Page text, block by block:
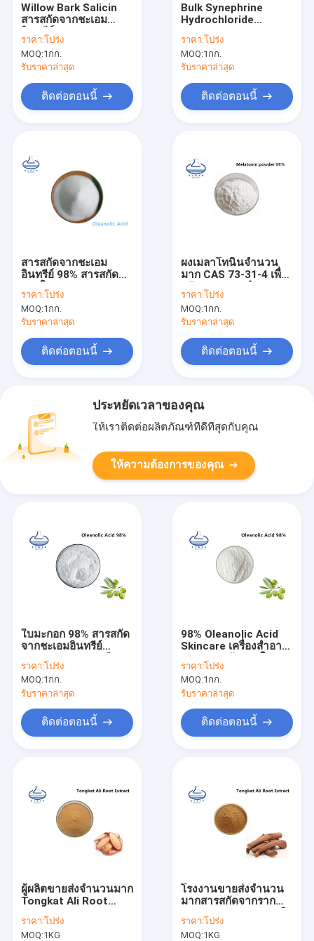
Willow Bark Salicin
สารสกัดจากชะเอม
อินทรีย์ 138-52-3 ความ
บริสุทธิ์ 98%
ราคา:โปร่ง
MOQ:1กก.
รับราคาล่าสุด
ติดต่อตอนนี้
Bulk Synephrine
Hydrochloride
Synephrine Hcl
Powder CAS 5985-28-
4
ราคา:โปร่ง
MOQ:1กก.
รับราคาล่าสุด
ติดต่อตอนนี้
สารสกัดจากชะเอม
อินทรีย์ 98% สารสกัด
จากใบ Ligustrum
Lucidum CAS 508-02-
1
ราคา:โปร่ง
MOQ:1กก.
รับราคาล่าสุด
ติดต่อตอนนี้
ผงเมลาโทนินจำนวน
มาก CAS 73-31-4 เพื่อ
ปรับปรุงความจำการ
นอนหลับที่ดี
ราคา:โปร่ง
MOQ:1กก.
รับราคาล่าสุด
ติดต่อตอนนี้
ประหยัดเวลาของคุณ
ให้เราติดต่อผลิตภัณฑ์ที่ดีที่สุดกับคุณ
ให้ความต้องการของคุณ
ใบมะกอก 98% สารสกัด
จากชะเอมอินทรีย์
Hydroxytyrosol มี
ความบริสุทธิ์สูง
ราคา:โปร่ง
MOQ:1กก.
รับราคาล่าสุด
ติดต่อตอนนี้
98% Oleanolic Acid
Skincare เครื่องสำอาง
เกรดสารสกัดจากใบ
มะกอกธรรมชาติ
ราคา:โปร่ง
MOQ:1กก.
รับราคาล่าสุด
ติดต่อตอนนี้
ผู้ผลิตขายส่งจำนวนมาก
Tongkat Ali Root
Extract Powder
ราคา:โปร่ง
MOQ:1KG
โรงงานขายส่งจำนวน
มากสารสกัดจากราก
Tongkat Ali ธรรมชาติ
บริสุทธิ์
ราคา:โปร่ง
MOQ:1KG